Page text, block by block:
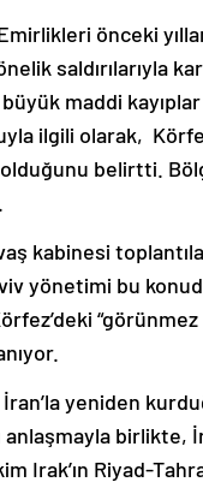
önceki
saldırılarıyla
maddi
ilgili olarak,
belirtti.
kabinesi
yönetimi bu
“görünmez
İran’la yeniden
birlikte,
Irak’ın Riyad-